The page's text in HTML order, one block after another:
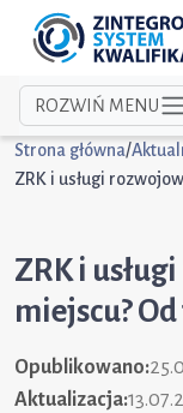
ROZWIŃ MENU
Strona główna/
ZRK i usługi
ZRK i
miejscu?
Opublikowano:
Aktualizacja: